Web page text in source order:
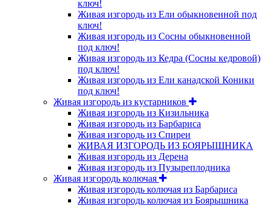
ключ!
Живая изгородь из Ели обыкновенной под
ключ!
Живая изгородь из Сосны обыкновенной
под ключ!
Живая изгородь из Кедра (Сосны кедровой)
под ключ!
Живая изгородь из Ели канадской Коники
под ключ!
Живая изгородь из кустарников
Живая изгородь из Кизильника
Живая изгородь из Барбариса
Живая изгородь из Спиреи
ЖИВАЯ ИЗГОРОДЬ ИЗ БОЯРЫШНИКА
Живая изгородь из Дерена
Живая изгородь из Пузыреплодника
Живая изгородь колючая
Живая изгородь колючая из Барбариса
Живая изгородь колючая из Боярышника